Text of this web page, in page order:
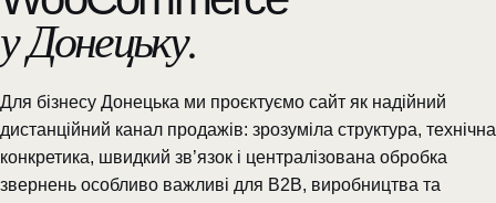
у Донецьку.
Для бізнесу Донецька ми проєктуємо сайт як надійний
дистанційний канал продажів: зрозуміла структура, технічна
конкретика, швидкий зв’язок і централізована обробка
звернень особливо важливі для B2B, виробництва та